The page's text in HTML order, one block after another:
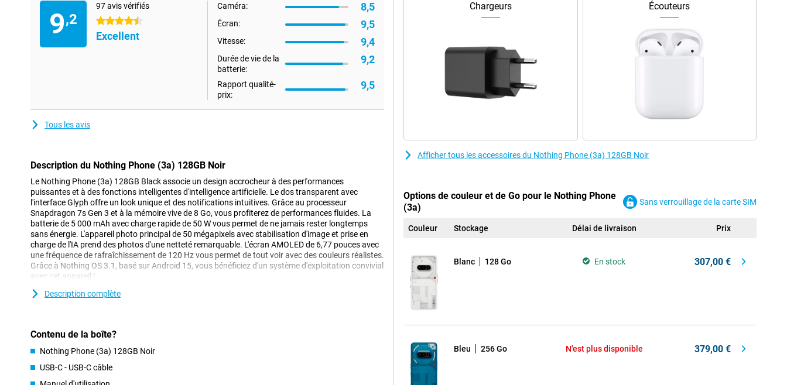
9,2
97 avis vérifiés
4.5 étoiles
Excellent
Caméra: 8,5
Écran: 9,5
Vitesse: 9,4
Durée de vie de la
batterie:
9,2
Rapport qualité-
prix:
9,5
Tous les avis
Description du Nothing Phone (3a) 128GB Noir
Le Nothing Phone (3a) 128GB Black associe un design accrocheur à des performances
puissantes et à des fonctions intelligentes d'intelligence artificielle. Le dos transparent avec
l'interface Glyph offre un look unique et des notifications intuitives. Grâce au processeur
Snapdragon 7s Gen 3 et à la mémoire vive de 8 Go, vous profiterez de performances fluides. La
batterie de 5 000 mAh avec charge rapide de 50 W vous permet de ne jamais rester longtemps
sans énergie. L'appareil photo principal de 50 mégapixels avec stabilisation d'image et prise en
charge de l'IA prend des photos d'une netteté remarquable. L'écran AMOLED de 6,77 pouces avec
une fréquence de rafraîchissement de 120 Hz vous permet de tout voir avec des couleurs réalistes.
Grâce à Nothing OS 3.1, basé sur Android 15, vous bénéficiez d'un système d'exploitation convivial
avec cet appareil !
Appareil photo
claires et détaillées, même dans des situations de faible luminosité. Le téléobjectif de 50
mégapixels offre un zoom optique 2x et un ultra zoom jusqu'à 30x, ce qui vous permet de prendre
des photos en gros plan. En outre, le téléphone est doté d'un objectif ultra grand angle de 8 Mpx
avec un angle de vue de 120° pour capturer des paysages larges et des photos de groupe d'une
Description complète
Contenu de la boîte?
Nothing Phone (3a) 128GB Noir
USB-C - USB-C câble
Chargeurs Écouteurs
Afficher tous les accessoires du Nothing Phone (3a) 128GB Noir
Options de couleur et de Go pour le Nothing Phone
(3a)
Sans verrouillage de la carte SIM
Couleur Stockage Délai de livraison Prix
Blanc 128 Go En stock 307,00 €
Bleu 256 Go N'est plus disponible 379,00 €